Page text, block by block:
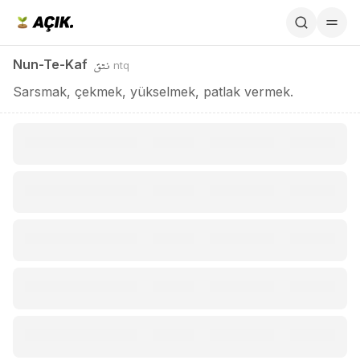
Nun-Te-Kaf نتق ntq
Sarsmak, çekmek, yükselmek, patlak vermek.